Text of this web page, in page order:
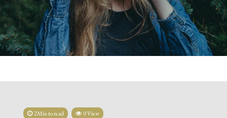
2Min to read 0 View